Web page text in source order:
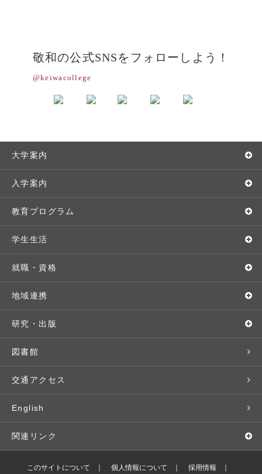
敬和の公式SNSをフォローしよう！
@keiwacollege
大学案内
敬和学園大学とは
学長メッセージ
教育理念・方針・取り組み
キャンパス・施設設備
交通アクセス
基本情報・情報公開
広報・公聴
入学案内
入学者選抜
オープンキャンパス
Webオープンキャンパス
個別相談（来学・オンライン）
特待生（入学者向け）
パンフレット・資料請求
入学予定者の皆さま
教育プログラム
学部・学科
地域実践
留学プログラム
語学プログラム
教職課程
教員紹介
学修支援の体制
学生生活
キャンパスライフ
年間スケジュール
クラブ・サークル
大学周辺マップ
学生寮
学生支援制度
奨学金・特待生（在学生向け）
就職・資格
就職・進路サポート
資格取得
公務員試験対策
就職実績
社会で活躍する卒業生
地域連携
地域との連携
生涯学習
科目等履修生
社会人・シニア入学
施設・設備の貸し出し
研究・出版
研究者・研究分野
人文社会科学研究所
情報メディア研究所
研究論文
出版物
図書館
交通アクセス
English
関連リンク
バドミントン部ブログ
このサイトについて 個人情報について 採用情報